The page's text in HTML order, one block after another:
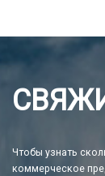
Чтобы узнать
коммерческое